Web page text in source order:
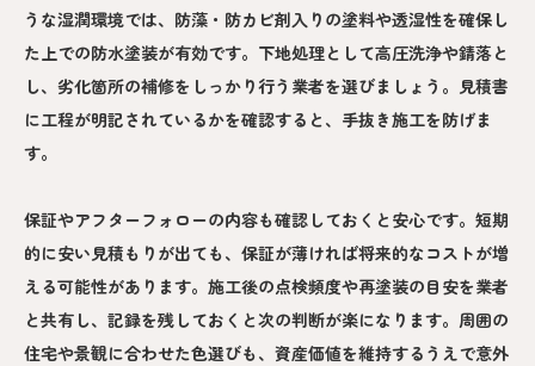
うな湿潤環境では、防藻・防カビ剤入りの塗料や透湿性を確保し
た上での防水塗装が有効です。下地処理として高圧洗浄や錆落と
し、劣化箇所の補修をしっかり行う業者を選びましょう。見積書
に工程が明記されているかを確認すると、手抜き施工を防げま
す。
保証やアフターフォローの内容も確認しておくと安心です。短期
的に安い見積もりが出ても、保証が薄ければ将来的なコストが増
える可能性があります。施工後の点検頻度や再塗装の目安を業者
と共有し、記録を残しておくと次の判断が楽になります。周囲の
住宅や景観に合わせた色選びも、資産価値を維持するうえで意外